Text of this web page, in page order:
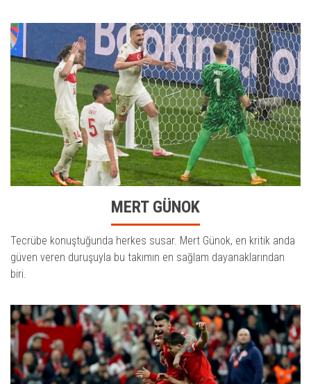
MERT GÜNOK
Tecrübe konuştuğunda herkes susar. Mert Günok, en kritik anda
güven veren duruşuyla bu takımın en sağlam dayanaklarından
biri.